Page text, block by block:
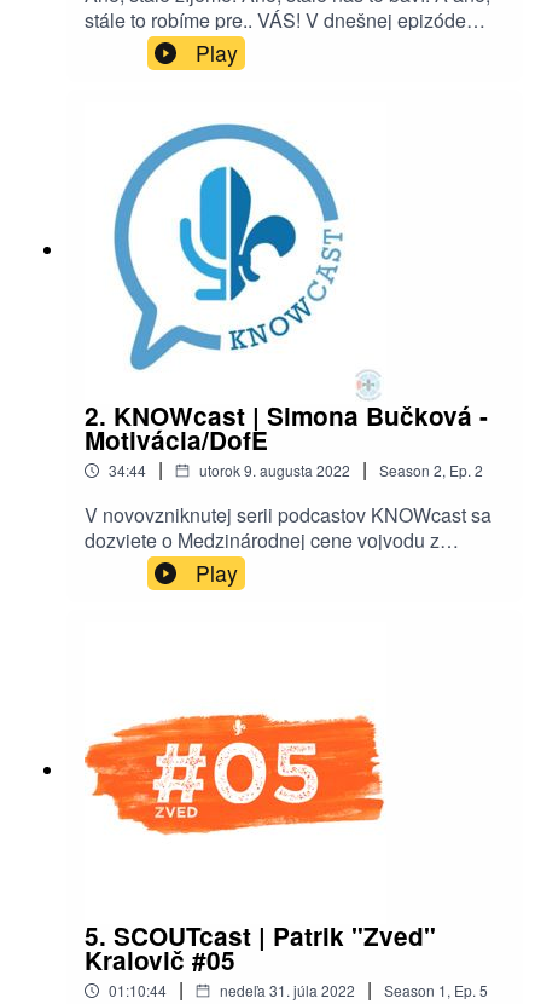
stále to robíme pre.. VÁS! V dnešnej epizóde
SCOUTcastu sa dozviete prečo bola naša
pauza, aká bola naša motivácia za týmto
Prajeme vám príjemné počúvanie nech už ste
kdekoľvek! ⚜️
Play
2. KNOWcast | Simona Bučková -
Motivácia/DofE
34:44 | utorok 9. augusta 2022 | Season 2, Ep. 2
V novovzniknutej serii podcastov KNOWcast sa
dozviete o Medzinárodnej cene vojvodu z
Edinburghu (DofE) - o jej priebehu, čo obnáša
plnenie tohto vzdelávacieho programu a čo
kdekoľvek! ⚜️Kontakt na s Lízu -
@simoneckaa_3
Play
5. SCOUTcast | Patrik "Zved"
Kralovič #05
01:10:44 | nedeľa 31. júla 2022 | Season 1, Ep. 5